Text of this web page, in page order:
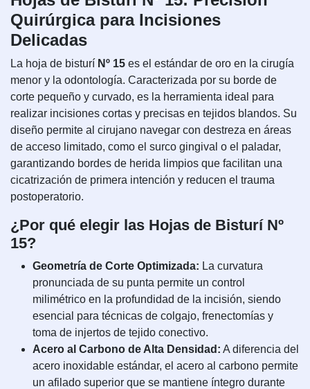
Quirúrgica para Incisiones
Delicadas
La hoja de bisturí Nº 15 es el estándar de oro en la cirugía
menor y la odontología. Caracterizada por su borde de
corte pequeño y curvado, es la herramienta ideal para
realizar incisiones cortas y precisas en tejidos blandos. Su
diseño permite al cirujano navegar con destreza en áreas
de acceso limitado, como el surco gingival o el paladar,
garantizando bordes de herida limpios que facilitan una
cicatrización de primera intención y reducen el trauma
postoperatorio.
¿Por qué elegir las Hojas de Bisturí Nº
15?
Geometría de Corte Optimizada: La curvatura
pronunciada de su punta permite un control
milimétrico en la profundidad de la incisión, siendo
esencial para técnicas de colgajo, frenectomías y
toma de injertos de tejido conectivo.
Acero al Carbono de Alta Densidad: A diferencia del
acero inoxidable estándar, el acero al carbono permite
un afilado superior que se mantiene íntegro durante